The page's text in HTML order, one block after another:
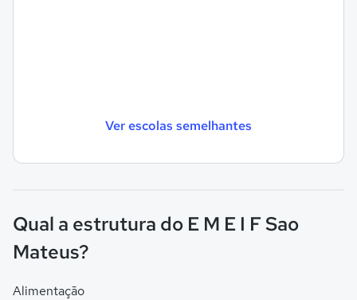
Ver escolas semelhantes
Qual a estrutura do E M E I F Sao
Mateus?
Alimentação